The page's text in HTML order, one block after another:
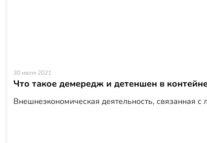
30 июля 2021
Что такое демередж и детеншен в
Внешнеэкономическая деятельность, связанная